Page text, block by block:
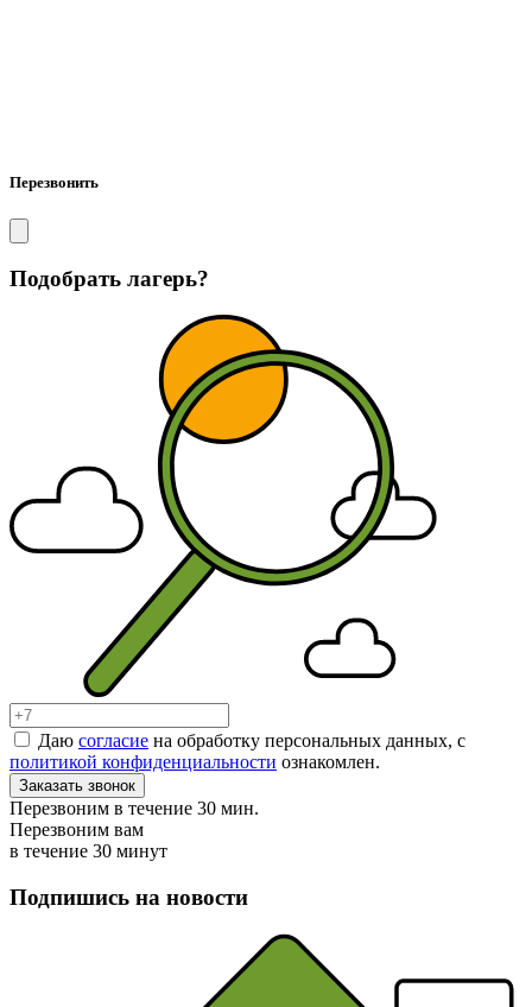
Перезвонить
Подобрать лагерь?
Даю согласие на обработку персональных данных, с
политикой конфиденциальности ознакомлен.
Заказать звонок
Перезвоним в течение 30 мин.
Перезвоним вам
в течение 30 минут
Подпишись на новости